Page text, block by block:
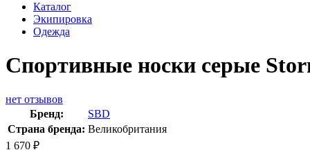
Каталог
Экипировка
Одежда
Спортивные носки серые
нет отзывов
Бренд:
SBD
Страна бренда: Великобритания
1 670 ₽